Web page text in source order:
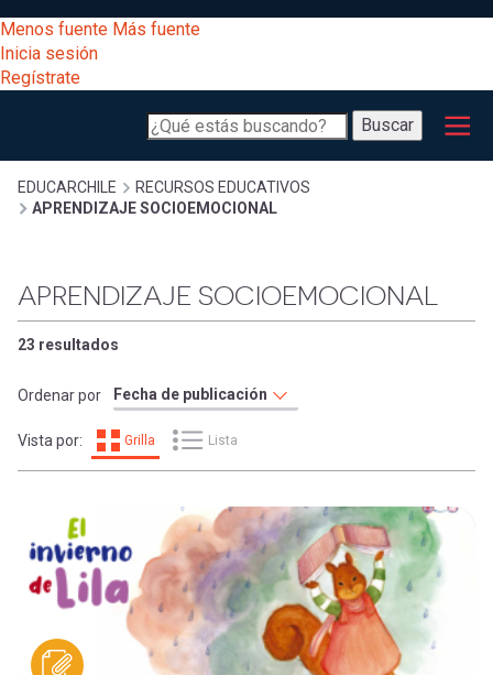
al
contenido
principal
[Educarchile
Escritorio]
entrar
a
mi
cuenta
Menos fuente Más fuente
Inicia sesión
Regístrate
Buscar
Buscar
Menú
principal
Desarrollo
Expand
Gestión
Comunidad
Expand
Exploración
[Educarchile
Mobile]
Menú
sesión
Regístrate
Sobrescribir
enlaces
de
ayuda
a
la
navegación
EDUCARCHILE
RECURSOS EDUCATIVOS
APRENDIZAJE SOCIOEMOCIONAL
APRENDIZAJE SOCIOEMOCIONAL
23 resultados
Ordenar por
Vista por: Grilla Lista
registrarte.